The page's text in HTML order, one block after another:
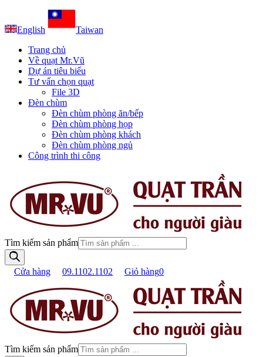
English
Taiwan
Trang chủ
Về quạt Mr.Vũ
Dự án tiêu biểu
Tư vấn chọn quạt
File 3D
Đèn chùm
Đèn chùm phòng ăn/bếp
Đèn chùm phòng họp
Đèn chùm phòng khách
Đèn chùm phòng ngủ
Công trình thi công
Tìm kiếm sản phẩm
Cửa hàng 09.1102.1102 Giỏ hàng0
Tìm kiếm sản phẩm